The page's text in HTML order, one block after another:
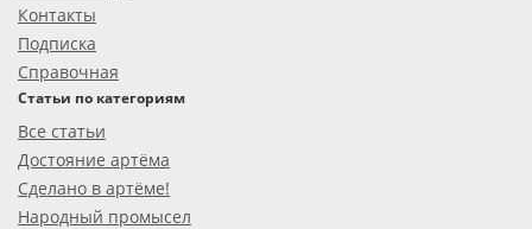
Контакты
Подписка
Справочная
Статьи по категориям
Все статьи
Достояние артёма
Сделано в артёме!
Народный промысел